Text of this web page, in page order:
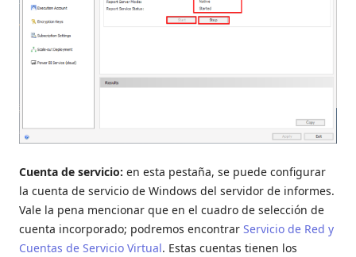
Cuenta de servicio: en esta pestaña, se puede configurar
la cuenta de servicio de Windows del servidor de informes.
Vale la pena mencionar que en el cuadro de selección de
cuenta incorporado; podremos encontrar Servicio de Red y
Cuentas de Servicio Virtual. Estas cuentas tienen los